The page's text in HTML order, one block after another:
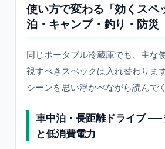
使い方で変わる「効くスペ
泊・キャンプ・釣り・防災
同じポータブル冷蔵庫でも、主な
視すべきスペックは入れ替わりま
シーンを思い浮かべながら読んで
車中泊・長距離ドライブ ──
と低消費電力